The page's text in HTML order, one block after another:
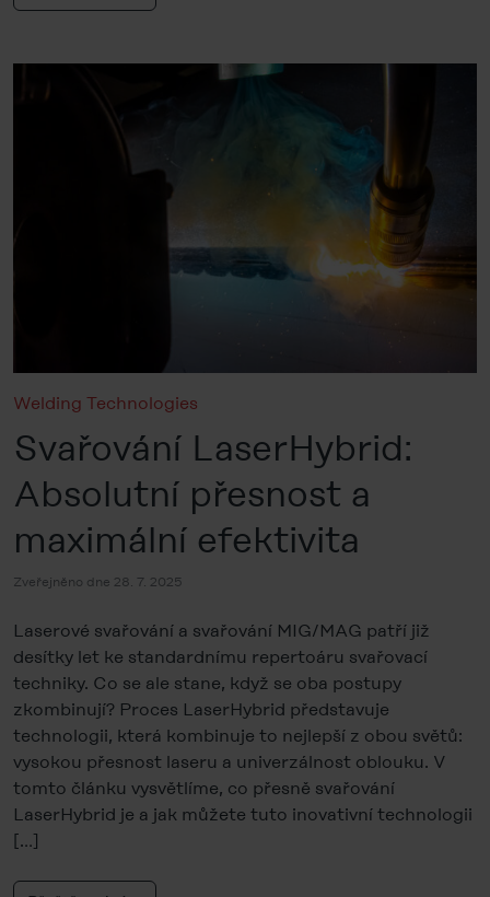
Welding Technologies
Svařování LaserHybrid:
Absolutní přesnost a
maximální efektivita
Zveřejněno dne 28. 7. 2025
Laserové svařování a svařování MIG/MAG patří již
desítky let ke standardnímu repertoáru svařovací
techniky. Co se ale stane, když se oba postupy
zkombinují? Proces LaserHybrid představuje
technologii, která kombinuje to nejlepší z obou světů:
vysokou přesnost laseru a univerzálnost oblouku. V
tomto článku vysvětlíme, co přesně svařování
LaserHybrid je a jak můžete tuto inovativní technologii
[…]